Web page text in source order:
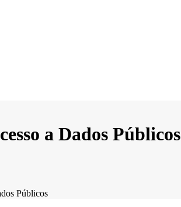
a Dados Públicos
Públicos